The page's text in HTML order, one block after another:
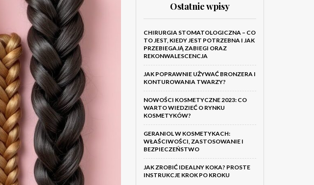
Ostatnie wpisy
CHIRURGIA STOMATOLOGICZNA – CO
TO JEST, KIEDY JEST POTRZEBNA I JAK
PRZEBIEGAJĄ ZABIEGI ORAZ
REKONWALESCENCJA
JAK POPRAWNIE UŻYWAĆ BRONZERA I
KONTUROWANIA TWARZY?
NOWOŚCI KOSMETYCZNE 2023: CO
WARTO WIEDZIEĆ O RYNKU
KOSMETYKÓW?
GERANIOL W KOSMETYKACH:
WŁAŚCIWOŚCI, ZASTOSOWANIE I
BEZPIECZEŃSTWO
JAK ZROBIĆ IDEALNY KOKA? PROSTE
INSTRUKCJE KROK PO KROKU